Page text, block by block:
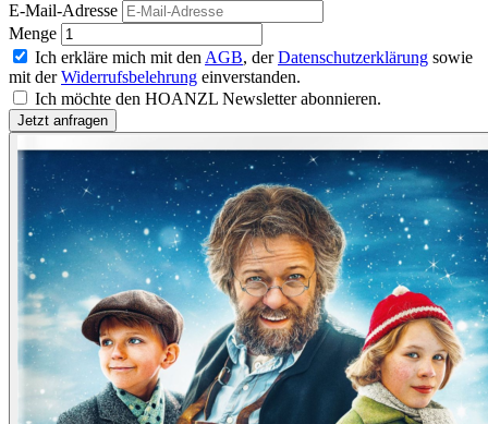
E-Mail-Adresse
Menge
Ich erkläre mich mit den AGB, derDatenschutzerklärung sowie
mit derWiderrufsbelehrung einverstanden.
Ich möchte den HOANZL Newsletter abonnieren.